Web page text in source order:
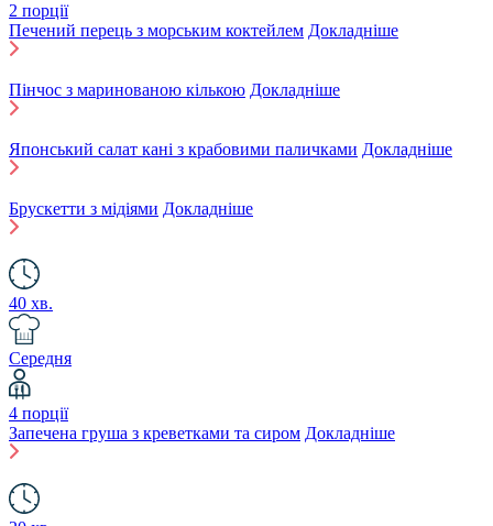
2 порції
Печений перець з морським коктейлем Докладніше
Пінчос з маринованою кількою Докладніше
Японський салат кані з крабовими паличками Докладніше
Брускетти з мідіями Докладніше
40 хв.
Середня
4 порції
Запечена груша з креветками та сиром Докладніше